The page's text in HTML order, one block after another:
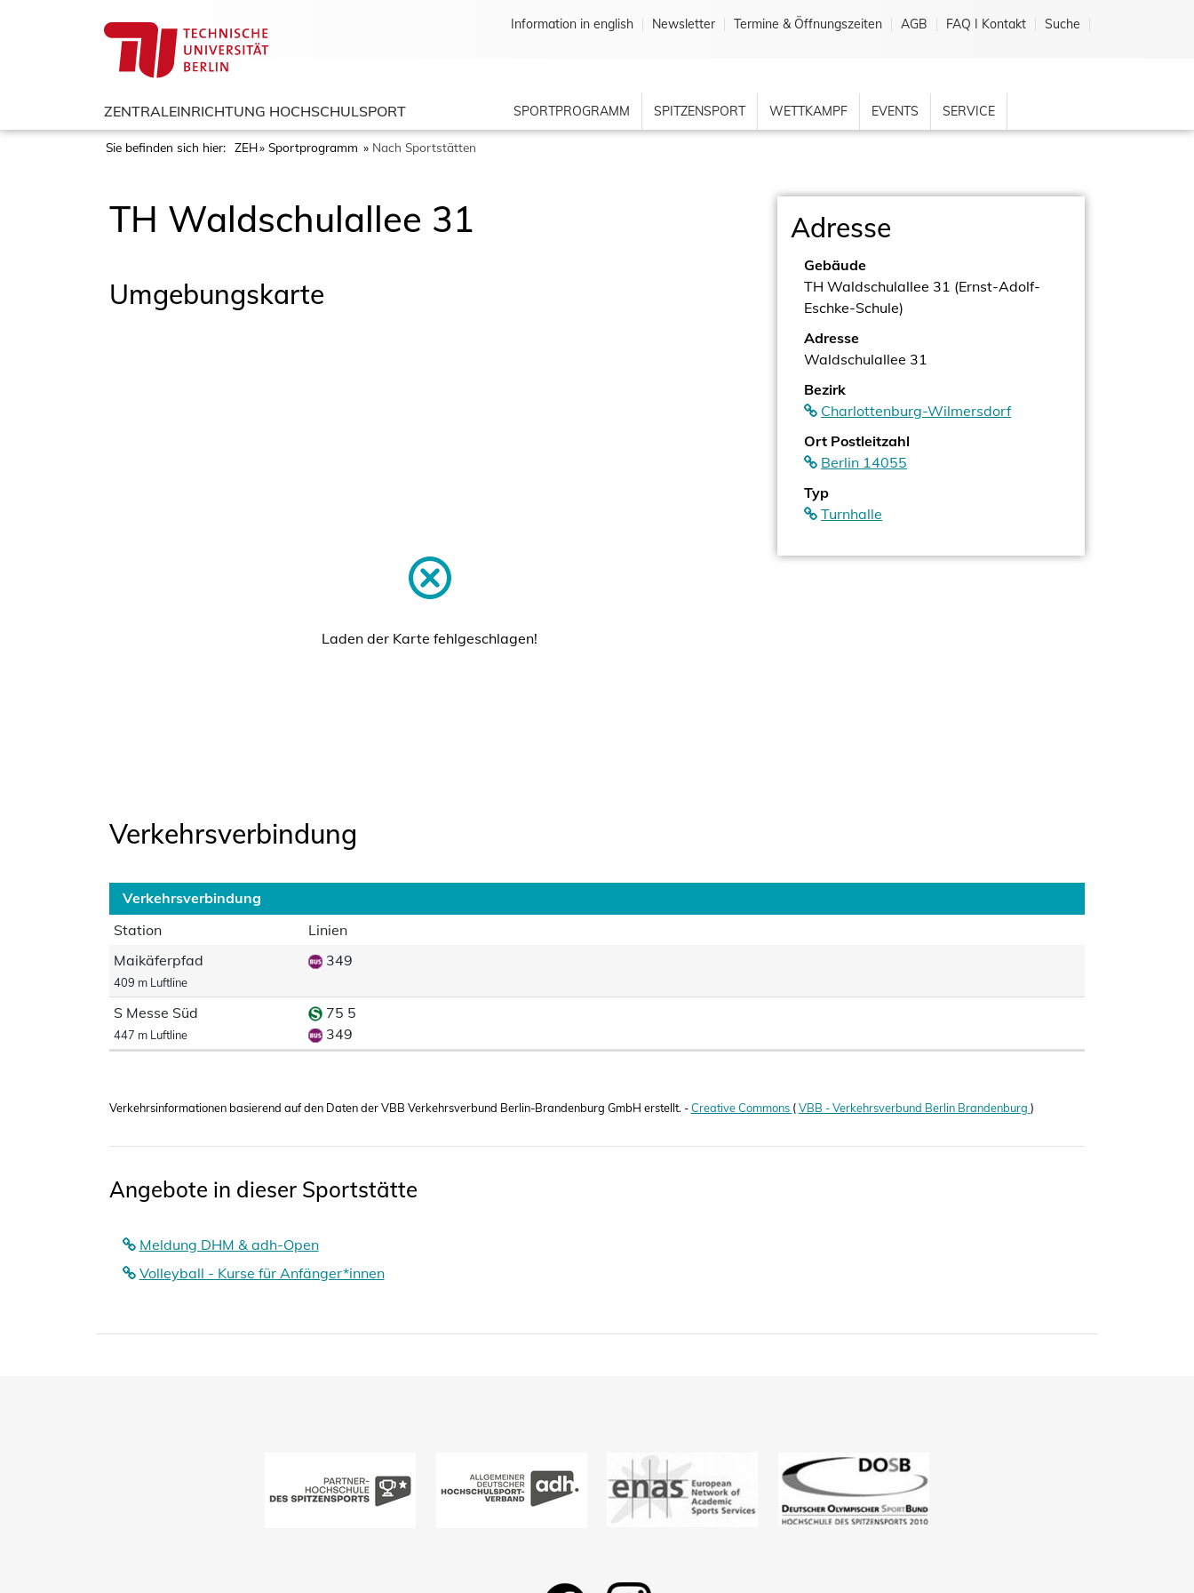
ZENTRALEINRICHTUNG HOCHSCHULSPORT
Information in english Newsletter Termine & Öffnungszeiten AGB FAQ I Kontakt Suche
SPORTPROGRAMM SPITZENSPORT WETTKAMPF EVENTS SERVICE
Sie befinden sich hier: ZEH Sportprogramm Nach Sportstätten
TH Waldschulallee 31
Umgebungskarte
Laden der Karte fehlgeschlagen!
Adresse
Gebäude
TH Waldschulallee 31 (Ernst-Adolf-
Eschke-Schule)
Adresse
Waldschulallee 31
Bezirk
Charlottenburg-Wilmersdorf
Ort Postleitzahl
Berlin 14055
Typ
Turnhalle
Verkehrsverbindung
Verkehrsverbindung
Station
Linien
Maikäferpfad
409 m Luftline
349
S Messe Süd
447 m Luftline
75 5
349
Verkehrsinformationen basierend auf den Daten der VBB Verkehrsverbund Berlin-Brandenburg GmbH erstellt. -Creative Commons (VBB - Verkehrsverbund Berlin Brandenburg )
Angebote in dieser Sportstätte
Meldung DHM & adh-Open
Volleyball - Kurse für Anfänger*innen